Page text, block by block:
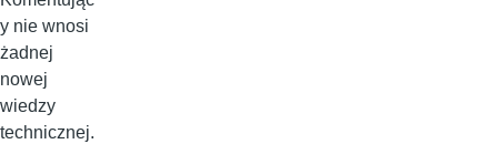
y nie wnosi
żadnej
nowej
wiedzy
technicznej.